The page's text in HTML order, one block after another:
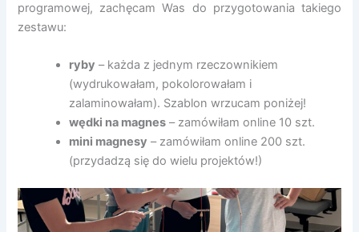
programowej, zachęcam Was do przygotowania takiego
zestawu:
ryby – każda z jednym rzeczownikiem
(wydrukowałam, pokolorowałam i
zalaminowałam). Szablon wrzucam poniżej!
wędki na magnes – zamówiłam online 10 szt.
mini magnesy – zamówiłam online 200 szt.
(przydadzą się do wielu projektów!)